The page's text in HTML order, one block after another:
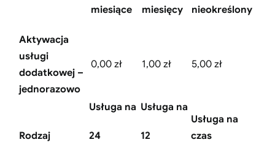
miesiące
miesięcy
nieokreślony
Aktywacja
usługi
dodatkowej –
jednorazowo
0,00 zł 1,00 zł 5,00 zł
Rodzaj
Usługa na
24
Usługa na
12
Usługa na
czas